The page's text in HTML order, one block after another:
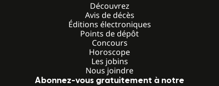
Découvrez
Avis de décès
Éditions électroniques
Points de dépôt
Concours
Horoscope
Les jobins
Nous joindre
Abonnez-vous gratuitement à notre